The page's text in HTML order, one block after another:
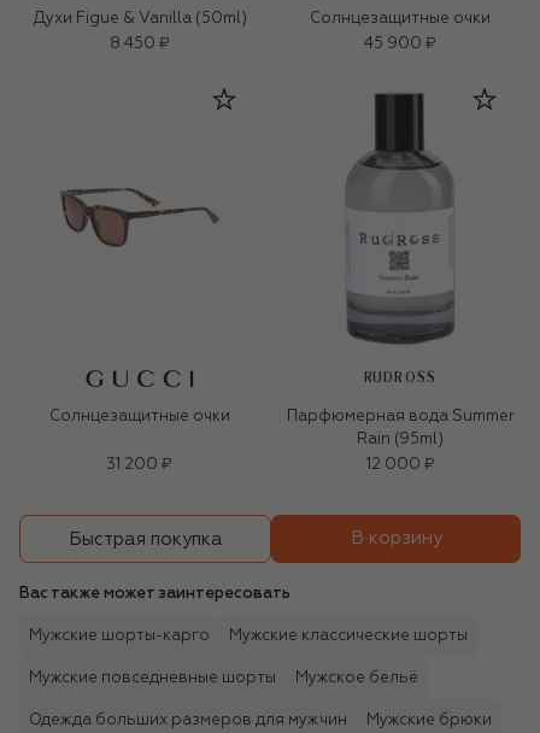
Духи Figue & Vanilla (50ml)
8 450 ₽
Солнцезащитные очки
45 900 ₽
Солнцезащитные очки
31 200 ₽
RUDROSS
Парфюмерная вода Summer
Rain (95ml)
12 000 ₽
Быстрая покупка В корзину
Вас также может заинтересовать
Мужские шорты-карго Мужские классические шорты
Мужские повседневные шорты Мужское бельё
Одежда больших размеров для мужчин Мужские брюки